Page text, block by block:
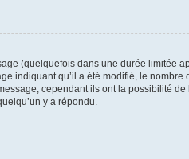
(quelquefois dans une durée limitée
indiquant qu’il a été modifié, le nombre
cependant ils ont la possibilité de
y a répondu.